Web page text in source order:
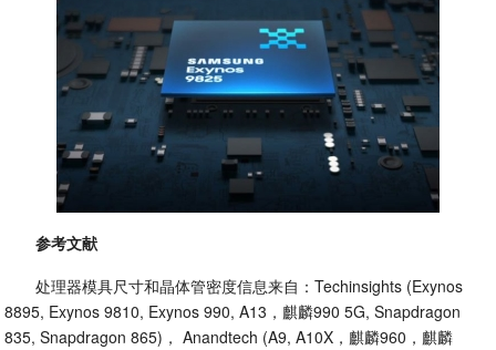
参考文献
处理器模具尺寸和晶体管密度信息来自：Techinsights (Exynos
8895, Exynos 9810, Exynos 990, A13，麒麟990 5G, Snapdragon
835, Snapdragon 865)， Anandtech (A9, A10X，麒麟960，麒麟